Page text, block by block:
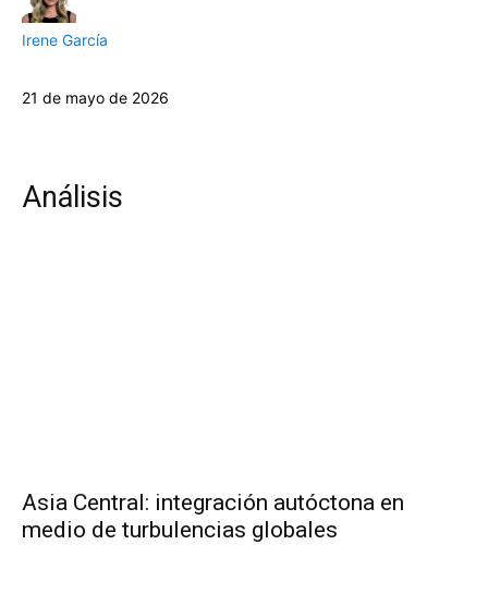
Irene García
21 de mayo de 2026
Análisis
Asia Central: integración autóctona en
medio de turbulencias globales